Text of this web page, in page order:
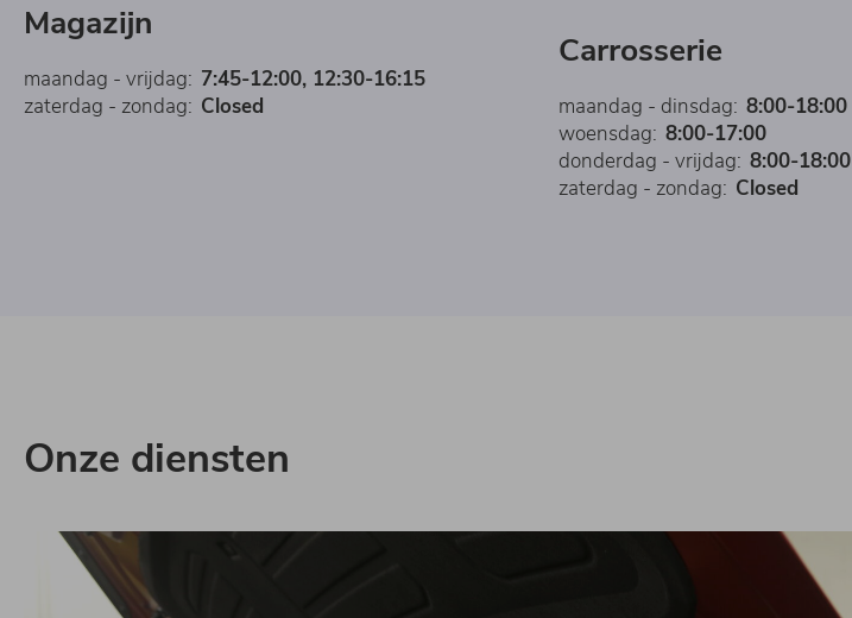
Magazijn
maandag - vrijdag: 7:45-12:00, 12:30-16:15
zaterdag - zondag: Closed
Carrosserie
maandag - dinsdag: 8:00-18:00
woensdag: 8:00-17:00
donderdag - vrijdag: 8:00-18:00
zaterdag - zondag: Closed
Onze diensten